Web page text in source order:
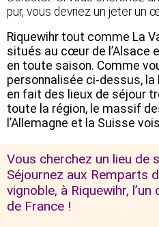
pur, vous devriez un jeter un
Riquewihr tout comme La
situés au cœur de l’Alsace
en toute saison. Comme
personnalisée ci-dessus,
en fait des lieux de séjour
toute la région, le massif
l’Allemagne et la Suisse
Vous cherchez un lieu de
Séjournez aux Remparts
vignoble, à Riquewihr,
de France !